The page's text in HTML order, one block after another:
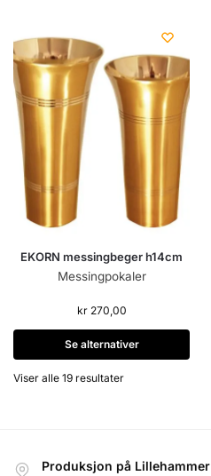
EKORN messingbeger h14cm
Messingpokaler
kr270,00
Se alternativer
Viser alle 19 resultater
Produksjon på Lillehammer